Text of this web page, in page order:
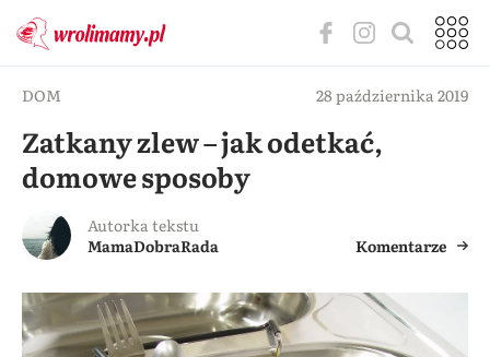
DOM 28 października 2019
Zatkany zlew – jak odetkać,
domowe sposoby
Autorka tekstu
MamaDobraRada
Komentarze